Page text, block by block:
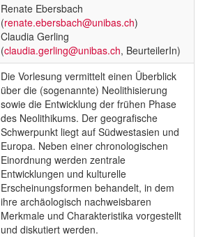
Renate Ebersbach
(renate.ebersbach@unibas.ch)
Claudia Gerling
(claudia.gerling@unibas.ch, BeurteilerIn)
Die Vorlesung vermittelt einen Überblick
über die (sogenannte) Neolithisierung
sowie die Entwicklung der frühen Phase
des Neolithikums. Der geografische
Schwerpunkt liegt auf Südwestasien und
Europa. Neben einer chronologischen
Einordnung werden zentrale
Entwicklungen und kulturelle
Erscheinungsformen behandelt, in dem
ihre archäologisch nachweisbaren
Merkmale und Charakteristika vorgestellt
und diskutiert werden.